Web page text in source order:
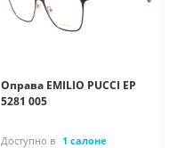
Оправа EMILIO PUCCI EP
5281 005
Доступно в 1 салоне